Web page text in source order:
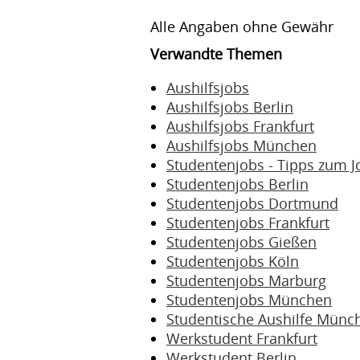
Alle Angaben ohne Gewähr
Verwandte Themen
Aushilfsjobs
Aushilfsjobs Berlin
Aushilfsjobs Frankfurt
Aushilfsjobs München
Studentenjobs - Tipps zum
Studentenjobs Berlin
Studentenjobs Dortmund
Studentenjobs Frankfurt
Studentenjobs Gießen
Studentenjobs Köln
Studentenjobs Marburg
Studentenjobs München
Studentische Aushilfe
Werkstudent Frankfurt